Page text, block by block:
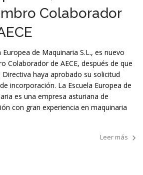
Colaborador
Europea de Maquinaria S.L., es nuevo
Colaborador de AECE, después de que
Directiva haya aprobado su solicitud
incorporación. La Escuela Europea de
es una empresa asturiana de
con gran experiencia en maquinaria
Leer más